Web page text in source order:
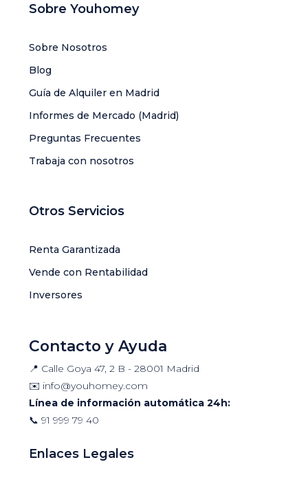
Sobre Youhomey
Sobre Nosotros
Blog
Guía de Alquiler en Madrid
Informes de Mercado (Madrid)
Preguntas Frecuentes
Trabaja con nosotros
Otros Servicios
Renta Garantizada
Vende con Rentabilidad
Inversores
Contacto y Ayuda
📍 Calle Goya 47, 2 B - 28001 Madrid
✉️ info@youhomey.com
Línea de información automática 24h:
📞 91 999 79 40
Enlaces Legales